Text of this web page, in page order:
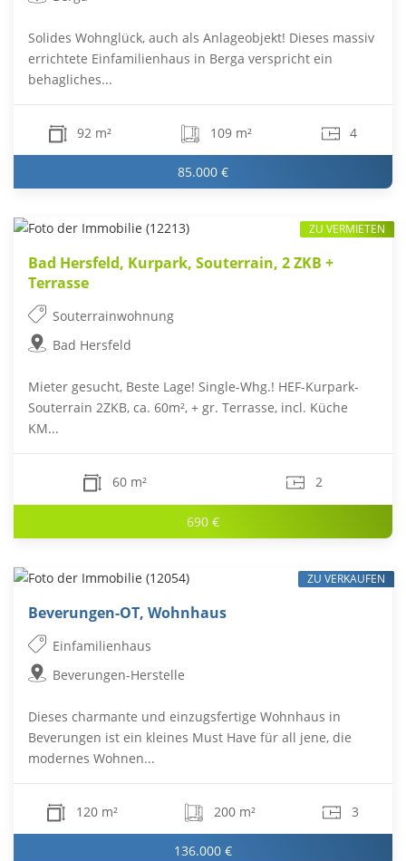
Solides Wohnglück, auch als Anlageobjekt! Dieses massiv
errichtete Einfamilienhaus in Berga verspricht ein
behagliches...
92 m² 109 m² 4
85.000 €
Bad Hersfeld, Kurpark, Souterrain, 2 ZKB +
Terrasse
Souterrainwohnung
Bad Hersfeld
Mieter gesucht, Beste Lage! Single-Whg.! HEF-Kurpark-
Souterrain 2ZKB, ca. 60m², + gr. Terrasse, incl. Küche
KM...
60 m² 2
690 €
ZU VERMIETEN
Beverungen-OT, Wohnhaus
Einfamilienhaus
Beverungen-Herstelle
Dieses charmante und einzugsfertige Wohnhaus in
Beverungen ist ein kleines Must Have für all jene, die
modernes Wohnen...
120 m² 200 m² 3
136.000 €
ZU VERKAUFEN